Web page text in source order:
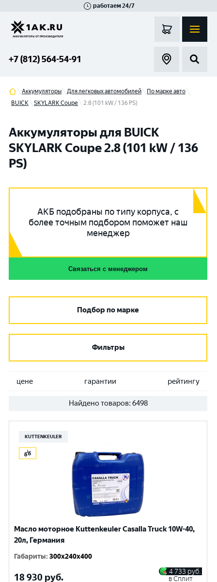
работаем 24/7
+7 (812) 564-54-91
Аккумуляторы Для легковых автомобилей
По марке авто
BUICK
SKYLARK Coupe 2.8 (101 kW / 136 PS)
Аккумуляторы для BUICK
SKYLARK Coupe 2.8 (101 kW / 136
PS)
АКБ подобраны по типу корпуса, с
более точным подбором поможет наш
менеджер
Связаться с менеджером
Подбор по марке
Фильтры
цене гарантии рейтингу
Найдено товаров: 6498
KUTTENKEULER
Масло моторное Kuttenkeuler Casalla Truck 10W-40,
20л, Германия
Габариты:300x240x400
18 930 руб.
4 733 руб.
в Сплит
Гатчина